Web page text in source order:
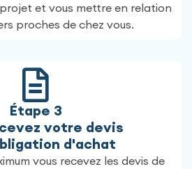
et vous mettre en relation
proches de chez vous.
Étape 3
votre devis
d'achat
vous recevez les devis de